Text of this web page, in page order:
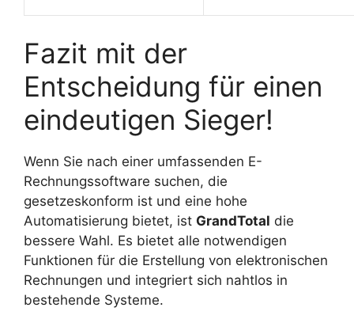
Fazit mit der
Entscheidung für einen
eindeutigen Sieger!
Wenn Sie nach einer umfassenden E-
Rechnungssoftware suchen, die
gesetzeskonform ist und eine hohe
Automatisierung bietet, ist GrandTotal die
bessere Wahl. Es bietet alle notwendigen
Funktionen für die Erstellung von elektronischen
Rechnungen und integriert sich nahtlos in
bestehende Systeme.